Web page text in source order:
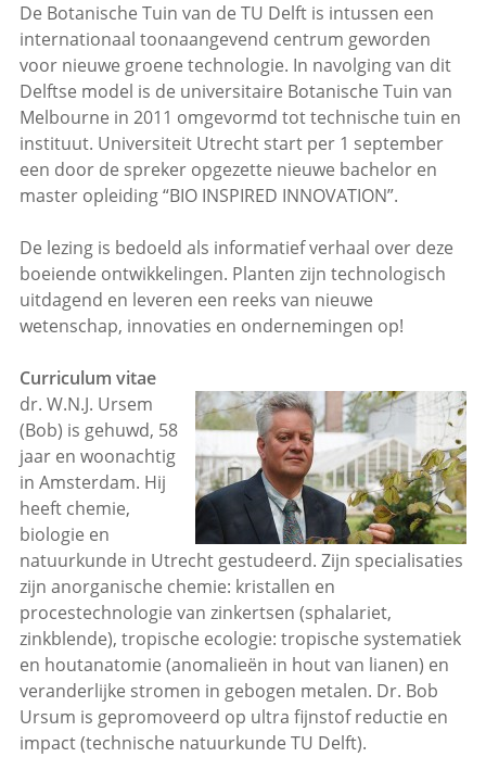
De Botanische Tuin van de TU Delft is intussen een
internationaal toonaangevend centrum geworden
voor nieuwe groene technologie. In navolging van dit
Delftse model is de universitaire Botanische Tuin van
Melbourne in 2011 omgevormd tot technische tuin en
instituut. Universiteit Utrecht start per 1 september
een door de spreker opgezette nieuwe bachelor en
master opleiding “BIO INSPIRED INNOVATION”.
De lezing is bedoeld als informatief verhaal over deze
boeiende ontwikkelingen. Planten zijn technologisch
uitdagend en leveren een reeks van nieuwe
wetenschap, innovaties en ondernemingen op!
Curriculum vitae
dr. W.N.J. Ursem
(Bob) is gehuwd, 58
jaar en woonachtig
in Amsterdam. Hij
heeft chemie,
biologie en
natuurkunde in Utrecht gestudeerd. Zijn specialisaties
zijn anorganische chemie: kristallen en
procestechnologie van zinkertsen (sphalariet,
zinkblende), tropische ecologie: tropische systematiek
en houtanatomie (anomalieën in hout van lianen) en
veranderlijke stromen in gebogen metalen. Dr. Bob
Ursum is gepromoveerd op ultra fijnstof reductie en
impact (technische natuurkunde TU Delft).